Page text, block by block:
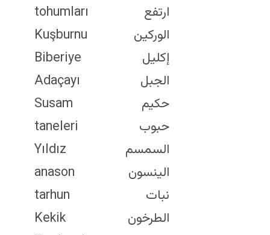
Rosemary
Sesame
Seeds
Star Anise
Tarragon
Thyme
Turmeric
White
Pepper